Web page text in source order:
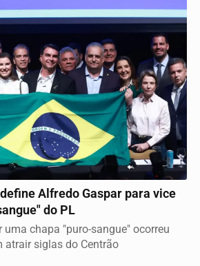
Alfredo Gaspar para vice
do PL
chapa "puro-sangue" ocorreu
atrair siglas do Centrão